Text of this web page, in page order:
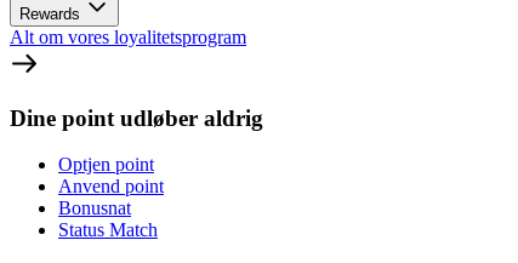
Rewards
Alt om vores loyalitetsprogram
Dine point udløber aldrig
Optjen point
Anvend point
Bonusnat
Status Match